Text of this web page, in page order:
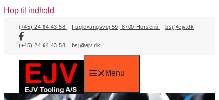
Hop til indhold
(+45) 24 64 43 58 Fuglevangsvej 59, 8700 Horsens bsj@ejv.dk
(+45) 24 64 43 58 bsj@ejv.dk
Menu